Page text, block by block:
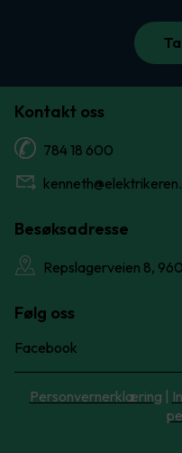
Kontakt oss
784 18 600
Besøksadresse
Repslagerveien 8,
Følg oss
Facebook
Personvernerklæring |